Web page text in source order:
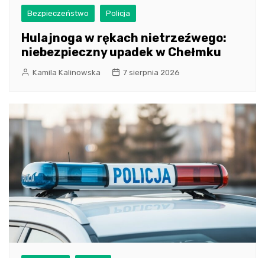
Bezpieczeństwo Policja
Hulajnoga w rękach nietrzeźwego:
niebezpieczny upadek w Chełmku
Kamila Kalinowska 7 sierpnia 2026